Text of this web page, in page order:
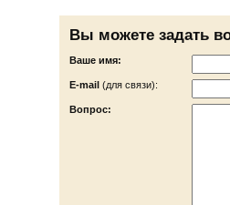
Вы можете задать
Ваше имя:
Е-mail (для связи):
Вопрос: